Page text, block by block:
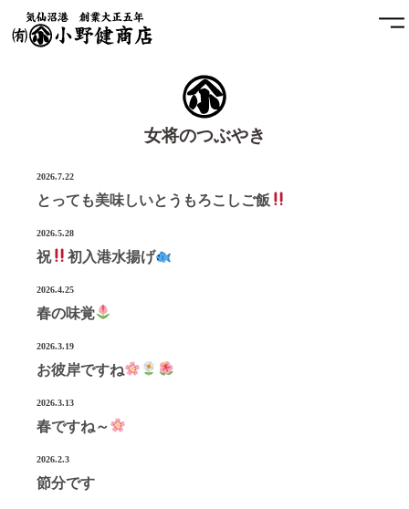
女将のつぶやき
2026.7.22
とっても美味しいとうもろこしご飯
2026.5.28
祝 初入港水揚げ
2026.4.25
春の味覚
2026.3.19
お彼岸ですね
2026.3.13
春ですね～
2026.2.3
節分です
小野健商店について
お問合せ
プライバシーポリシー
宮城県気仙沼市南町1-3-14